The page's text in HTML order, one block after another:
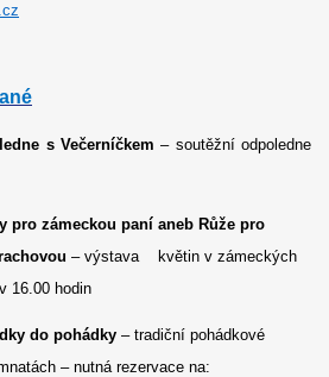
s Večerníčkem – soutěžní odpoledne
pro zámeckou paní aneb Růže pro
– výstava květin v zámeckých
16.00 hodin
do pohádky – tradiční pohádkové
– nutná rezervace na: